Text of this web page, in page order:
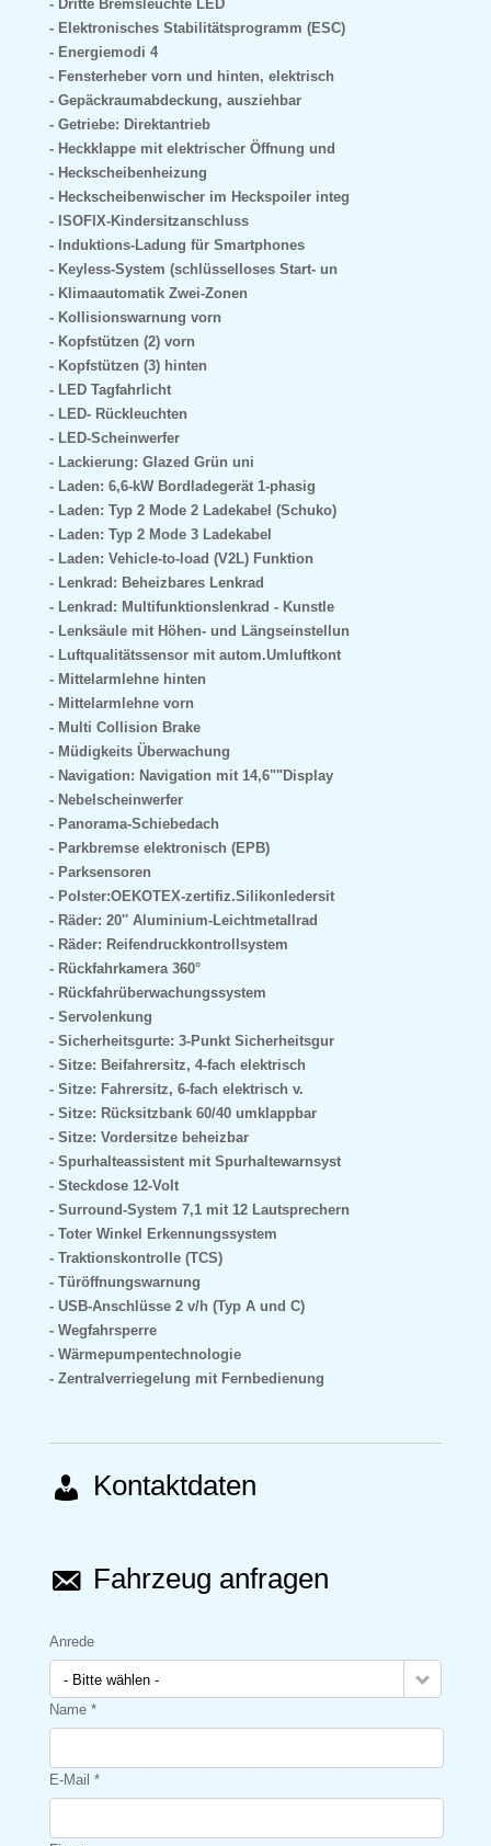
Dritte Bremsleuchte LED
Elektronisches Stabilitätsprogramm (ESC)
Energiemodi 4
Fensterheber vorn und hinten, elektrisch
Gepäckraumabdeckung, ausziehbar
Getriebe: Direktantrieb
Heckklappe mit elektrischer Öffnung und
Heckscheibenheizung
Heckscheibenwischer im Heckspoiler integ
ISOFIX-Kindersitzanschluss
Induktions-Ladung für Smartphones
Keyless-System (schlüsselloses Start- un
Klimaautomatik Zwei-Zonen
Kollisionswarnung vorn
Kopfstützen (2) vorn
Kopfstützen (3) hinten
LED Tagfahrlicht
LED- Rückleuchten
LED-Scheinwerfer
Lackierung: Glazed Grün uni
Laden: 6,6-kW Bordladegerät 1-phasig
Laden: Typ 2 Mode 2 Ladekabel (Schuko)
Laden: Typ 2 Mode 3 Ladekabel
Laden: Vehicle-to-load (V2L) Funktion
Lenkrad: Beheizbares Lenkrad
Lenkrad: Multifunktionslenkrad - Kunstle
Lenksäule mit Höhen- und Längseinstellun
Luftqualitätssensor mit autom.Umluftkont
Mittelarmlehne hinten
Mittelarmlehne vorn
Multi Collision Brake
Müdigkeits Überwachung
Navigation: Navigation mit 14,6""Display
Nebelscheinwerfer
Panorama-Schiebedach
Parkbremse elektronisch (EPB)
Parksensoren
Polster:OEKOTEX-zertifiz.Silikonledersit
Räder: 20'' Aluminium-Leichtmetallrad
Räder: Reifendruckkontrollsystem
Rückfahrkamera 360°
Rückfahrüberwachungssystem
Servolenkung
Sicherheitsgurte: 3-Punkt Sicherheitsgur
Sitze: Beifahrersitz, 4-fach elektrisch
Sitze: Fahrersitz, 6-fach elektrisch v.
Sitze: Rücksitzbank 60/40 umklappbar
Sitze: Vordersitze beheizbar
Spurhalteassistent mit Spurhaltewarnsyst
Steckdose 12-Volt
Surround-System 7,1 mit 12 Lautsprechern
Toter Winkel Erkennungssystem
Traktionskontrolle (TCS)
Türöffnungswarnung
USB-Anschlüsse 2 v/h (Typ A und C)
Wegfahrsperre
Wärmepumpentechnologie
Zentralverriegelung mit Fernbedienung
Kontaktdaten
Fahrzeug anfragen
Anrede
- Bitte wählen -
Name *
E-Mail *